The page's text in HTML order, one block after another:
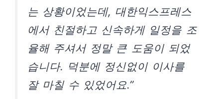
는 상황이었는데, 대한익스프레스
에서 친절하고 신속하게 일정을 조
율해 주셔서 정말 큰 도움이 되었
습니다. 덕분에 정신없이 이사를
잘 마칠 수 있었어요.”